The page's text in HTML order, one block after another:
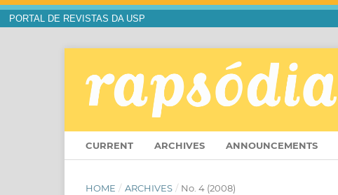
PORTAL DE REVISTAS DA USP
CURRENT ARCHIVES ANNOUNCEMENTS
HOME / ARCHIVES / No. 4 (2008)